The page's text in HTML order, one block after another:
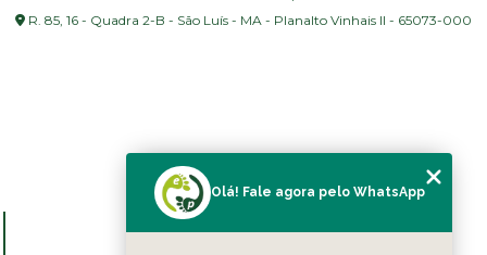
R. 85, 16 - Quadra 2-B - São Luís - MA - Planalto Vinhais II - 65073-000
Olá! Fale agora pelo WhatsApp